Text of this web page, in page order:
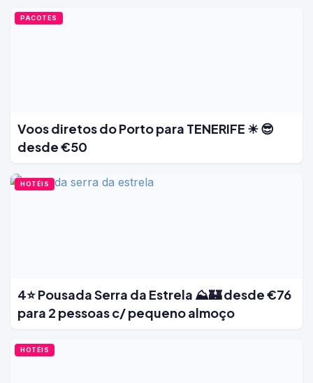
PACOTES
Voos diretos do Porto para TENERIFE ☀ 😎
desde €50
HOTÉIS
4⭐ Pousada Serra da Estrela ⛰️🏰 desde €76
para 2 pessoas c/ pequeno almoço
HOTÉIS